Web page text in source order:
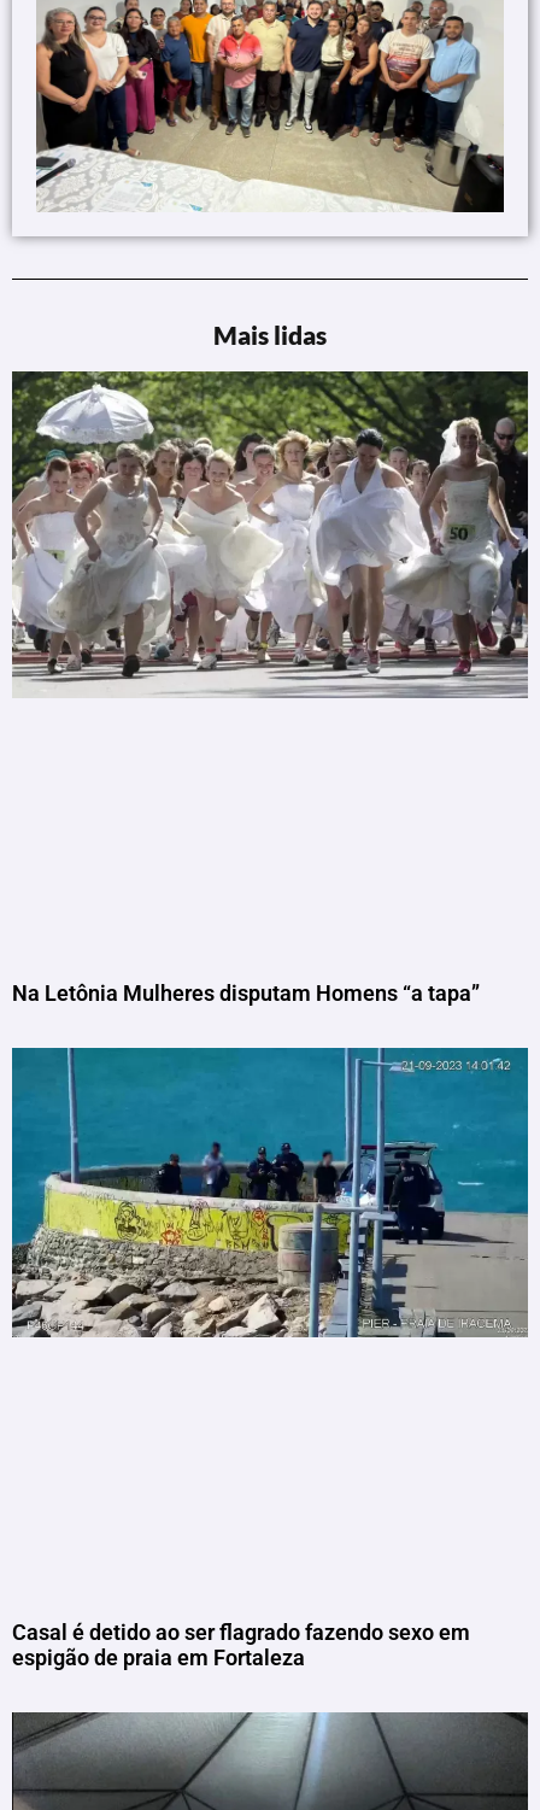
Mais lidas
Na Letônia Mulheres disputam Homens “a tapa”
Casal é detido ao ser flagrado fazendo sexo em
espigão de praia em Fortaleza